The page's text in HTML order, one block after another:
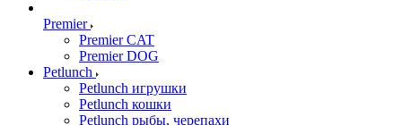
Premier
Premier CAT
Premier DOG
Petlunch
Petlunch игрушки
Petlunch кошки
Petlunch рыбы, черепахи